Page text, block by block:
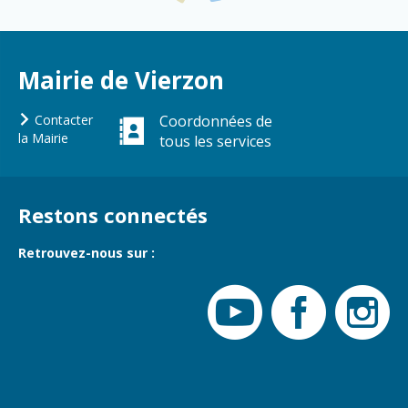
Travaux
Refuge canin
Urbanisme et
logement
commerce
chaleur urbain
Mairie de Vierzon
Contacter
la Mairie
Coordonnées de
tous les services
Restons connectés
Retrouvez-nous sur :